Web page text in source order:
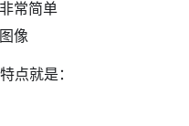
常简单
像
点就是：